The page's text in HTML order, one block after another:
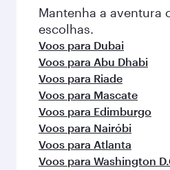
Mantenha a aventura
escolhas.
Voos para Dubai
Voos para Abu Dhabi
Voos para Riade
Voos para Mascate
Voos para Edimburgo
Voos para Nairóbi
Voos para Atlanta
Voos para Washington